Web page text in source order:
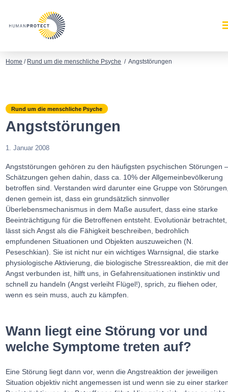
Home / Rund um die menschliche Psyche / Angststörungen
Rund um die menschliche Psyche
Angststörungen
1. Januar 2008
Angststörungen gehören zu den häufigsten psychischen Störungen
Schätzungen gehen dahin, dass ca. 10% der Allgemeinbevölkerung
betroffen sind. Verstanden wird darunter eine Gruppe von
denen gemein ist, dass ein grundsätzlich sinnvoller
Überlebensmechanismus in dem Maße ausufert, dass eine starke
Beeinträchtigung für die Betroffenen entsteht. Evolutionär betrachtet,
lässt sich Angst als die Fähigkeit beschreiben, bedrohlich
empfundenen Situationen und Objekten auszuweichen (N.
Peseschkian). Sie ist nicht nur ein wichtiges Warnsignal, die starke
physiologische Aktivierung, die biologische Stressreaktion, die mit
Angst verbunden ist, hilft uns, in Gefahrensituationen instinktiv und
schnell zu handeln (Angst verleiht Flügel!), sprich, zu fliehen oder,
wenn es sein muss, auch zu kämpfen.
Wann liegt eine Störung vor und
welche Symptome treten auf?
Eine Störung liegt dann vor, wenn die Angstreaktion der jeweiligen
Situation objektiv nicht angemessen ist und wenn sie zu einer